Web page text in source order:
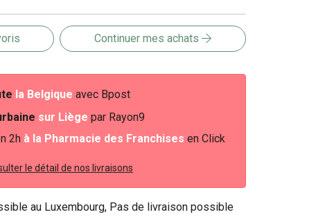
Continuer mes achats
la Belgique avec Bpost
sur Liège par Rayon9
2h à la Pharmacie des Franchises en Click
le détail de nos livraisons
au Luxembourg, Pas de livraison possible